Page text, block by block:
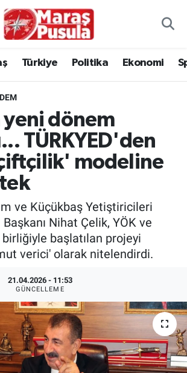
Türkiye Politika Ekonomi
yeni dönem
TÜRKYED'den
modeline
ve Küçükbaş Yetiştiricileri
Nihat Çelik, YÖK ve
birliğiyle başlatılan projeyi
verici' olarak nitelendirdi.
21.04.2026 - 11:53
GÜNCELLEME
Vakitleri
Yoğunluk Haritası
Durumu ve Fikstür